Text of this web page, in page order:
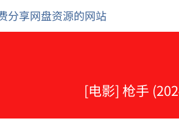
分享网盘资源的网站
[电影] 枪手